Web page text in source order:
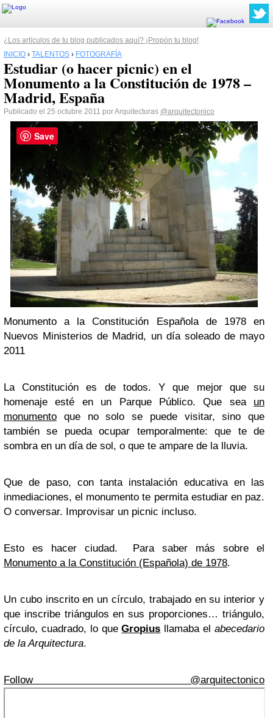
¿Los artículos de tu blog publicados aquí? ¡Propón tu blog!
INICIO › TALENTOS › FOTOGRAFÍA
Estudiar (o hacer picnic) en el
Monumento a la Constitución de 1978 –
Madrid, España
Publicado el 25 octubre 2011 por Arquitecturas @arquitectonico
Monumento a la Constitución Española de 1978 en
Nuevos Ministerios de Madrid, un día soleado de mayo
2011
La Constitución es de todos. Y que mejor que su
homenaje esté en un Parque Público. Que sea un
monumento que no solo se puede visitar, sino que
también se pueda ocupar temporalmente: que te de
sombra en un día de sol, o que te ampare de la lluvia.
Que de paso, con tanta instalación educativa en las
inmediaciones, el monumento te permita estudiar en paz.
O conversar. Improvisar un picnic incluso.
Esto es hacer ciudad. Para saber más sobre el
Monumento a la Constitución (Española) de 1978.
Un cubo inscrito en un círculo, trabajado en su interior y
que inscribe triángulos en sus proporciones… triángulo,
círculo, cuadrado, lo queGropius llamaba elabecedario
de la Arquitectura.
Follow @arquitectonico
Save